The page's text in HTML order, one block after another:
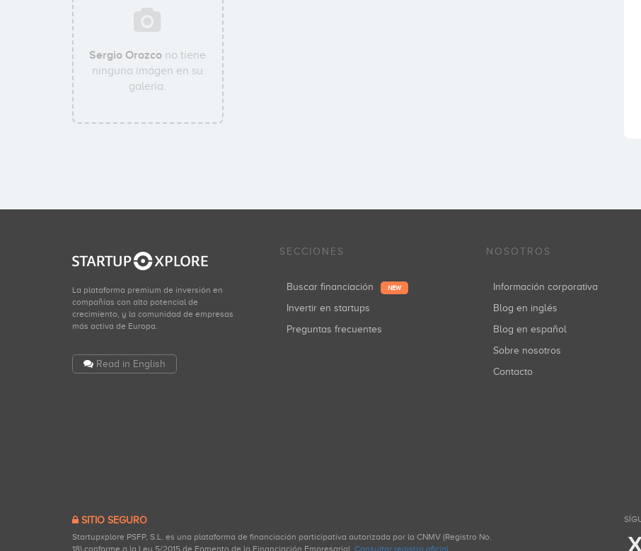
Sergio Orozco no tiene
ninguna imágen en su
galería.
La plataforma premium de inversión en
compañías con alto potencial de
crecimiento, y la comunidad de empresas
más activa de Europa.
Read in English
SECCIONES
Buscar financiación NEW
Invertir en startups
Preguntas frecuentes
NOSOTROS
Información corporativa
Blog en inglés
Blog en español
Sobre nosotros
Contacto
SITIO SEGURO
Startupxplore PSFP, S.L. es una plataforma de financiación participativa autorizada por la CNMV (Registro No.
18) conforme a la Ley 5/2015 de Fomento de la Financiación Empresarial. Consultar registro oficial X